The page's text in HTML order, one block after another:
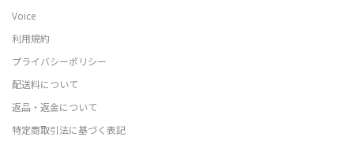
Voice
利用規約
プライバシーポリシー
配送料について
返品・返金について
特定商取引法に基づく表記